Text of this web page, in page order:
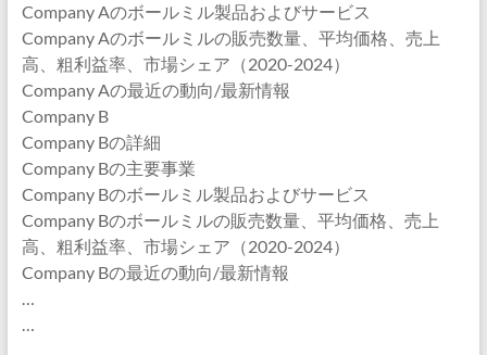
Company Aのボールミル製品およびサービス
Company Aのボールミルの販売数量、平均価格、売上
高、粗利益率、市場シェア（2020-2024）
Company Aの最近の動向/最新情報
Company B
Company Bの詳細
Company Bの主要事業
Company Bのボールミル製品およびサービス
Company Bのボールミルの販売数量、平均価格、売上
高、粗利益率、市場シェア（2020-2024）
Company Bの最近の動向/最新情報
…
…